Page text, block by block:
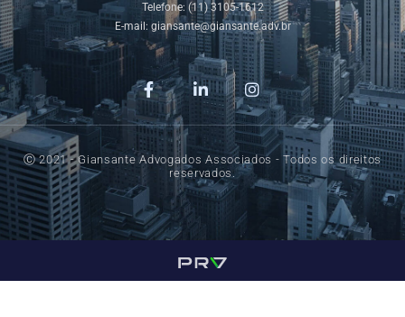
Telefone: (11) 3105-1612
E-mail: giansante@giansante.adv.br
Ⓒ 2021 - Giansante Advogados Associados - Todos os direitos
reservados.